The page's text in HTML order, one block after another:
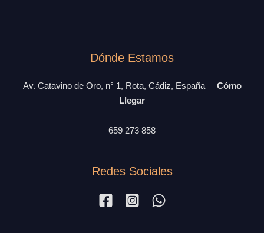
Dónde Estamos
Av. Catavino de Oro, n° 1, Rota, Cádiz, España – Cómo
Llegar
659 273 858
Redes Sociales